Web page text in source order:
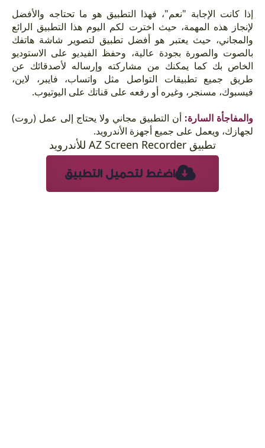
إذا كانت الإجابة "نعم"، فهذا التطبيق هو ما تحتاجه والأفضل
لإنجاز هذه المهمة، حيث اخترت لكم اليوم هذا التطبيق الرائع
والمجاني، حيث يعتبر هو أفضل تطبيق لتصوير شاشة هاتفك
بالصوت والصورة بجودة عالية، وحفظ الفيديو على الاستوديو
الخاص بك كما يمكنك من مشاركته وإرساله لأصدقائك عن
طريق جميع تطبيقات التواصل مثل واتساب، فايبر، لاين،
فيسبوك، مسنجر، وغيره أو رفعه على قناتك على اليوتيوب.
والمفاجأة السارة: أن التطبيق مجاني ولا يحتاج إلى عمل (روت)
لجهازك، ويعمل على جميع أجهزة الأندرويد.
تطبيق AZ Screen Recorder للأندرويد
اضغط لتحميل التطبيق